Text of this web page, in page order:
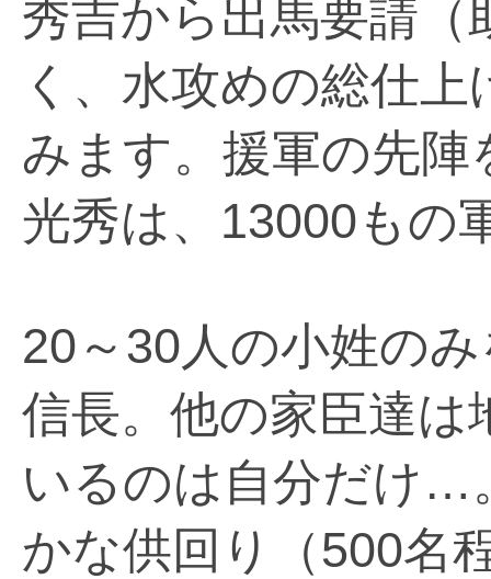
秀吉から出馬要請
く、水攻めの総仕
みます。援軍の先
光秀は、13000もの
20～30人の小姓の
信長。他の家臣達は
いるのは自分だけ…
かな供回り（500名